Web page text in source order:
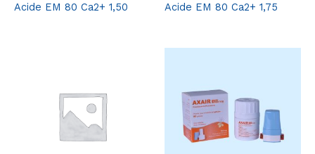
Acide EM 80 Ca2+ 1,50 Acide EM 80 Ca2+ 1,75